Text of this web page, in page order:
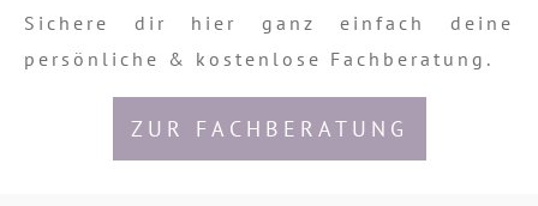
Sichere dir hier ganz einfach deine
persönliche & kostenlose Fachberatung.
ZUR FACHBERATUNG